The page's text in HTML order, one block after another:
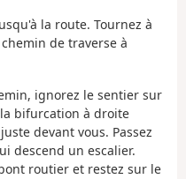
la route. Tournez à
de traverse à
ignorez le sentier sur
bifurcation à droite
devant vous. Passez
descend un escalier.
routier et restez sur le